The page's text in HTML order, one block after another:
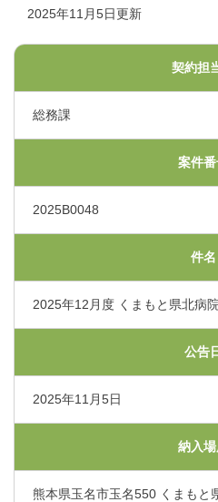
2025年11月5日更新
契約担
総務課
案件
2025B0048
件名
2025年12月度 くまもと県北病
公告
2025年11月5日
納入
熊本県玉名市玉名550 くまもと
診療科・部門案内
医療関係者の皆さまへ
採用情報
お問い合わせ
〒865-0005 熊本県
初診のご相談・
Tel.
入
指定請求書（Excel）